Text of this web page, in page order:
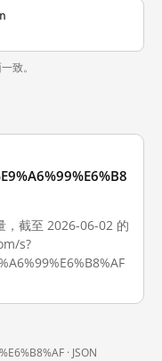
致。
，截至 2026-06-02 的
s?
· JSON